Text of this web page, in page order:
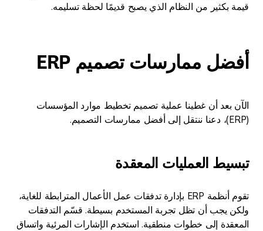
قيمة بكثير من النظام الذي يصبح قديمًا لحظة تسليمه.
أفضل ممارسات تصميم ERP
الآن بعد أن غطينا عملية تصميم تخطيط موارد المؤسسات
(ERP)، دعنا ننتقل إلى أفضل ممارسات التصميم.
تبسيط العمليات المعقدة
تقوم أنظمة ERP بإدارة تدفقات عمل الأعمال المترابطة للغاية،
ولكن يجب أن تظل تجربة المستخدم بسيطة. قسّم التدفقات
المعقدة إلى خطوات منطقية. استخدم الإشارات المرئية واتساق